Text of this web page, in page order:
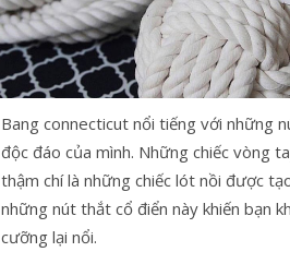
Bang connecticut nổi tiếng với những
độc đáo của mình. Những chiếc vòng
thậm chí là những chiếc lót nồi được
những nút thắt cổ điển này khiến bạn
cưỡng lại nổi.